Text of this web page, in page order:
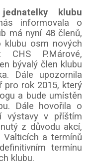
klubu
informovala o
má nyní 48 členů,
osm nových
P.Márové,
bývalý člen klubu
Dále upozornila
pro rok 2015, který
a bude umístěn
Dále hovořila o
výstavy v příštím
z důvodu akcí,
a termínů
termínu
klubu.